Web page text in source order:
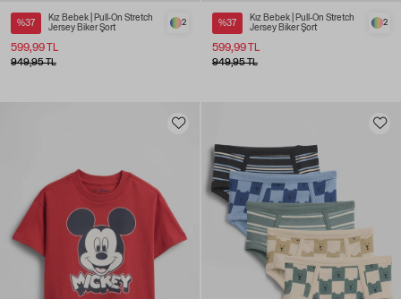
%37
Kız Bebek | Pull-On Stretch
Jersey Biker Şort
599,99 TL
2
949,95 TL
%37
Kız Bebek | Pull-On Stretch
Jersey Biker Şort
599,99 TL
2
949,95 TL